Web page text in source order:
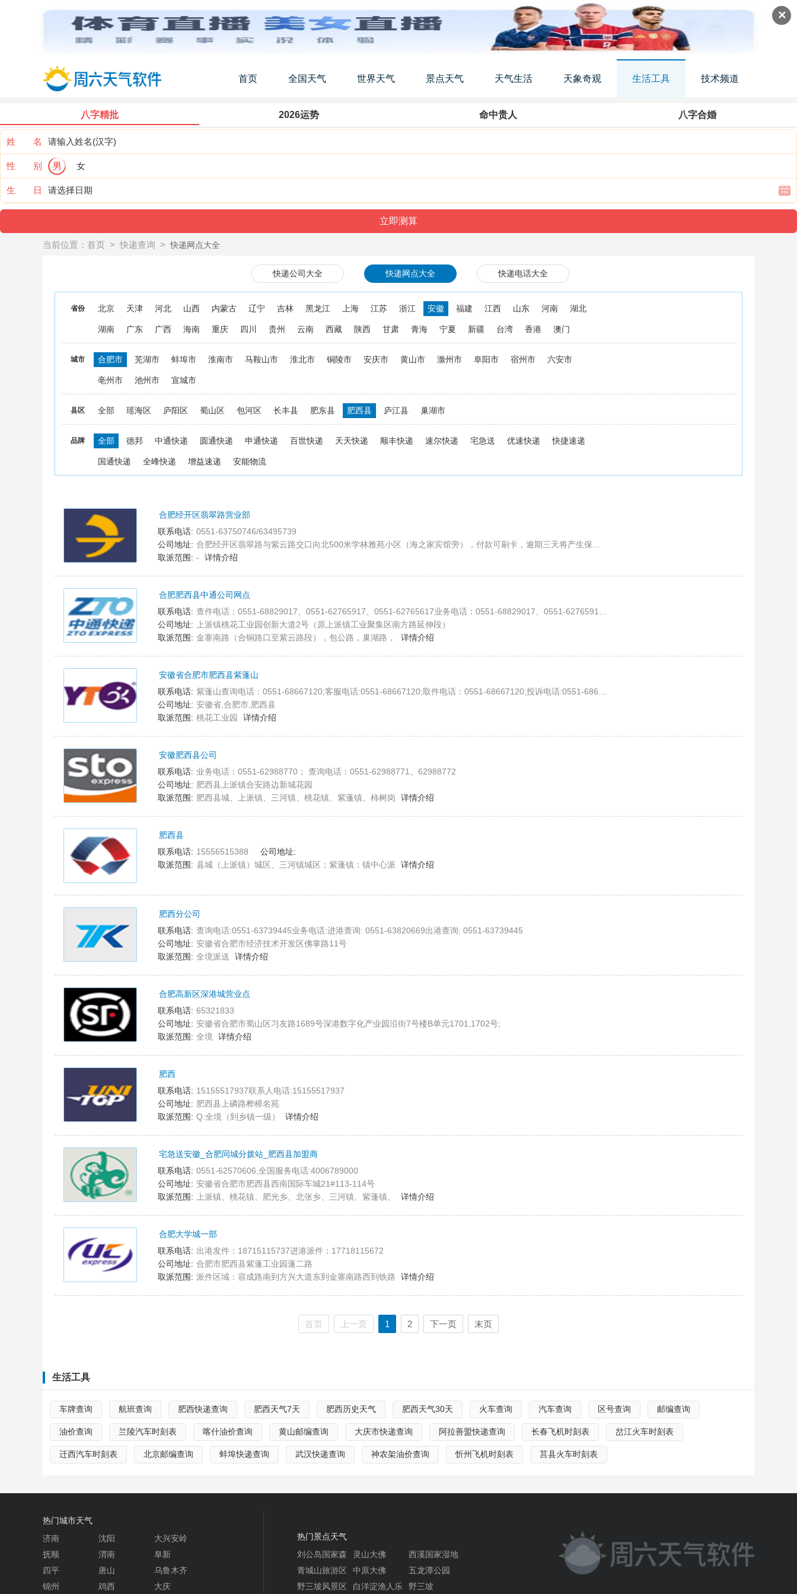
✕
首页 全国天气 世界天气 景点天气 天气生活 天象奇观 生活工具 技术频道
八字精批 2026运势 命中贵人 八字合婚
姓 名
性 别 男 女
生 日
当前位置： 首页 > 快递查询 > 快递网点大全
快递公司大全 快递网点大全 快递电话大全
省份 北京 天津 河北 山西 内蒙古 辽宁 吉林 黑龙江 上海 江苏 浙江 安徽 福建 江西 山东 河南 湖北
湖南 广东 广西 海南 重庆 四川 贵州 云南 西藏 陕西 甘肃 青海 宁夏 新疆 台湾 香港 澳门
城市 合肥市 芜湖市 蚌埠市 淮南市 马鞍山市 淮北市 铜陵市 安庆市 黄山市 滁州市 阜阳市 宿州市 六安市
亳州市 池州市 宣城市
县区 全部 瑶海区 庐阳区 蜀山区 包河区 长丰县 肥东县 肥西县 庐江县 巢湖市
品牌 全部 德邦 中通快递 圆通快递 申通快递 百世快递 天天快递 顺丰快递 速尔快递 宅急送 优速快递 快捷速递
国通快递 全峰快递 增益速递 安能物流
合肥经开区翡翠路营业部
联系电话: 0551-63750746/63495739
公司地址: 合肥经开区翡翠路与紫云路交口向北500米学林雅苑小区（海之家宾馆旁），付款可刷卡，逾期三天将产生保管费，营业时间8:30-17:30
取派范围: - 详情介绍
合肥肥西县中通公司网点
联系电话: 查件电话：0551-68829017、0551-62765917、0551-62765617业务电话：0551-68829017、0551-62765917、0551-62765617
公司地址:
上派镇桃花工业园创新大道2号（原上派镇工业聚集区南方路延伸段）
取派范围: 金寨南路（合铜路口至紫云路段），包公路，巢湖路， 详情介绍
安徽省合肥市肥西县紫蓬山
联系电话: 紫蓬山查询电话：0551-68667120;客服电话:0551-68667120;取件电话：0551-68667120;投诉电话:0551-68667120官亭镇查询电话：15357915186;客服电话:0551-62763602;取件电话：15357915186;投诉电话:15357915186小庙镇查询电话：13295513344;客服电话:13295513344;取件电话：13295513344;投诉电话:13295513344高刘镇查询电话：18096609139;客服电话:1809660913
公司地址: 安徽省,合肥市,肥西县
取派范围: 桃花工业园 详情介绍
安徽肥西县公司
联系电话: 业务电话：0551-62988770； 查询电话：0551-62988771、62988772
公司地址: 肥西县上派镇合安路边新城花园
取派范围: 肥西县城、上派镇、三河镇、桃花镇、紫蓬镇、柿树岗 详情介绍
肥西县
联系电话: 15556515388
公司地址:
取派范围: 县城（上派镇）城区、三河镇城区；紫蓬镇：镇中心派 详情介绍
肥西分公司
联系电话: 查询电话:0551-63739445业务电话:进港查询: 0551-63820669出港查询: 0551-63739445
公司地址: 安徽省合肥市经济技术开发区佛掌路11号
取派范围: 全境派送 详情介绍
合肥高新区深港城营业点
联系电话: 65321833
公司地址: 安徽省合肥市蜀山区习友路1689号深港数字化产业园沿街7号楼B单元1701,1702号;
取派范围: 全境 详情介绍
肥西
联系电话: 15155517937联系人电话:15155517937
公司地址: 肥西县上磷路桦樟名苑
取派范围: Q:全境（到乡镇一级） 详情介绍
宅急送安徽_合肥同城分拨站_肥西县加盟商
联系电话: 0551-62570606,全国服务电话:4006789000
公司地址: 安徽省合肥市肥西县西南国际车城21#113-114号
取派范围:
上派镇、桃花镇、肥光乡、北张乡、三河镇、紫蓬镇、 详情介绍
合肥大学城一部
联系电话: 出港发件：18715115737进港派件：17718115672
公司地址: 合肥市肥西县紫蓬工业园蓬二路
取派范围: 派件区域：容成路南到方兴大道东到金寨南路西到铁路 详情介绍
首页 上一页 1 2 下一页 末页
生活工具
车牌查询 航班查询 肥西快递查询 肥西天气7天 肥西历史天气 肥西天气30天 火车查询 汽车查询 区号查询 邮编查询
油价查询 兰陵汽车时刻表 喀什油价查询 黄山邮编查询 大庆市快递查询 阿拉善盟快递查询 长春飞机时刻表 岔江火车时刻表
迁西汽车时刻表 北京邮编查询 蚌埠快递查询 武汉快递查询 神农架油价查询 忻州飞机时刻表 莒县火车时刻表
热门城市天气
济南
沈阳
大兴安岭
抚顺
渭南
阜新
四平
唐山
乌鲁木齐
锦州
鸡西 大庆
热门景点天气
刘公岛国家森
林公园
灵山大佛
西溪国家湿地
公园
青城山旅游区 中原大佛
五龙潭公园
野三坡风景区
白洋淀渔人乐
野三坡